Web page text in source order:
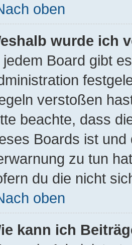
oben
wurde ich
jedem Board gibt
verstoßen
beachte, dass
Boards ist
zu tun
du die nicht
oben
kann ich